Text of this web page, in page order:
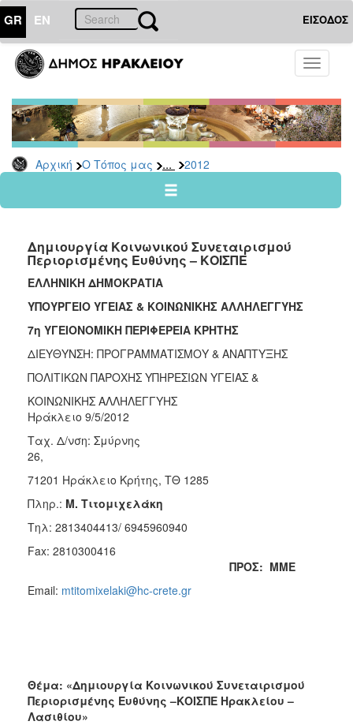
GR EN ΕΙΣΟΔΟΣ
Toggle
Αρχική Ο Τόπος μας ... 2012
ΤΟΠΟΣ
ΜΑΣ
Ανακοινώσεις
Αρχείο
2026
2024
2022
2021
2020
2019
2018
2017
2016
2015
2012
ΔΗΜΟΣ
ΠΟΛΙΤΙΣΜΟΣ
Δημιουργία Κοινωνικού Συνεταιρισμού
Περιορισμένης Ευθύνης – ΚΟΙΣΠΕ
ΕΛΛΗΝΙΚΗ ΔΗΜΟΚΡΑΤΙΑ
ΥΠΟΥΡΓΕΙΟ ΥΓΕΙΑΣ & ΚΟΙΝΩΝΙΚΗΣ AΛΛΗΛΕΓΓΥΗΣ
7η ΥΓΕΙΟΝΟΜΙΚΗ ΠΕΡΙΦΕΡΕΙΑ ΚΡΗΤΗΣ
ΔΙΕΥΘΥΝΣΗ: ΠΡΟΓΡΑΜΜΑΤΙΣΜΟΥ & ΑΝΑΠΤΥΞΗΣ
ΠΟΛΙΤΙΚΩΝ ΠΑΡΟΧΗΣ ΥΠΗΡΕΣΙΩΝ ΥΓΕΙΑΣ &
ΚΟΙΝΩΝΙΚΗΣ ΑΛΛΗΛΕΓΓΥΗΣ
Ηράκλειο 9/5/2012
Ταχ. Δ/νση: Σμύρνης
26,
71201 Ηράκλειο Κρήτης, ΤΘ 1285
Πληρ.: Μ. Τιτομιχελάκη
Τηλ: 2813404413/ 6945960940
Fax: 2810300416
ΠΡΟΣ: ΜΜΕ
Email: mtitomixelaki@hc-crete.gr
Θέμα: «Δημιουργία Κοινωνικού Συνεταιρισμού
Περιορισμένης Ευθύνης –ΚΟΙΣΠΕ Ηρακλείου –
Λασιθίου»